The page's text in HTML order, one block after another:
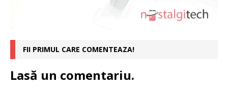
FII PRIMUL CARE COMENTEAZA!
Lasă un comentariu.